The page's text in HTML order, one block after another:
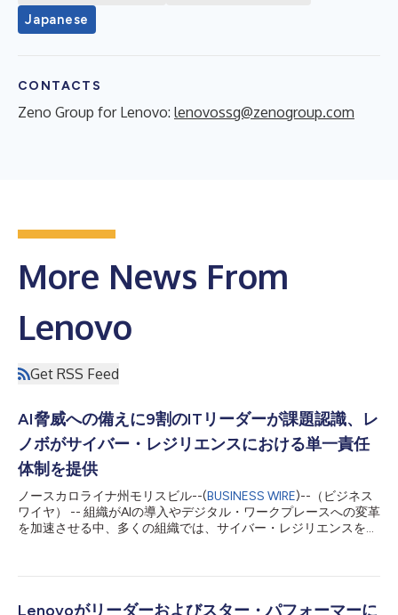
Japanese
CONTACTS
Zeno Group for Lenovo: lenovossg@zenogroup.com
More News From
Lenovo
Get RSS Feed
AI脅威への備えに9割のITリーダーが課題認識、レ
ノボがサイバー・レジリエンスにおける単一責任
体制を提供
ノースカロライナ州モリスビル--(BUSINESS WIRE)--（ビジネス
ワイヤ） -- 組織がAIの導入やデジタル・ワークプレースへの変革
を加速させる中、多くの組織では、サイバー・レジリエンスを損
査によると、ITリーダーの90%が、AIを悪用した脅威への防御能
を続けていますが、多くの組織は別の課題に直面しています。そ
Lenovoがリーダーおよびスター・パフォーマーに